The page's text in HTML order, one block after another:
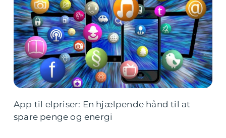
App til elpriser: En hjælpende hånd til at
spare penge og energi